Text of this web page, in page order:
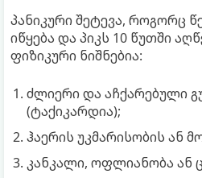
პანიკური შეტევა, როგორც
იწყება და პიკს 10 წუთში
ფიზიკური ნიშნებია:
ძლიერი და აჩქარებული
(ტაქიკარდია);
ჰაერის უკმარისობის ან
კანკალი, ოფლიანობა ან